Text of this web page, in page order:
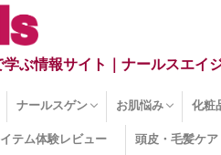
ぶ情報サイト｜ナールスエイ
ナールスゲン
ナールスゲンとは？
ナールスゲン関連成分
お肌悩み
インナードライ肌
くすみ
目の下のクマ
しみ
しわ
顔・頭皮のたるみ
ほうれい線
毛穴
手荒れ
乾燥肌
敏感肌
紫外線ダメージ
薄毛
その他のお肌悩み
化粧
エイ
化粧水
美容液
保湿
酵素
ハン
フェ
ほう
コラ
メイ
洗顔
オー
その
テム体験レビュー 頭皮・毛髪ケア